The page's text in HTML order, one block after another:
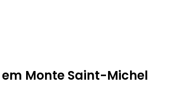
Monte Saint-Michel